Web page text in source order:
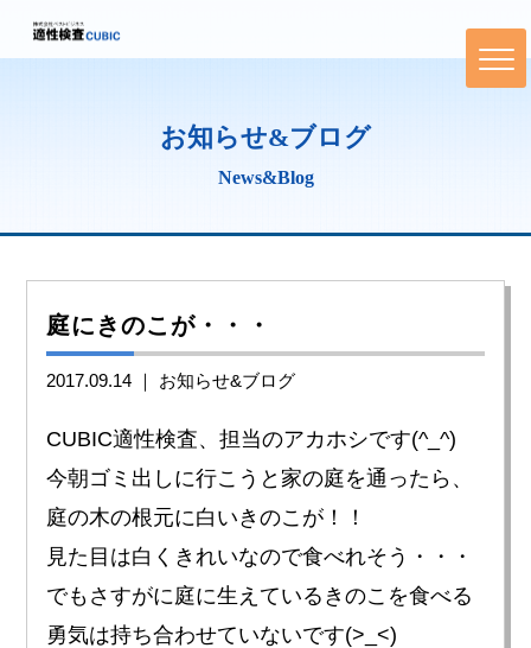
お知らせ&ブログ
News&Blog
庭にきのこが・・・
2017.09.14 ｜ お知らせ&ブログ
CUBIC適性検査、担当のアカホシです(^_^)
今朝ゴミ出しに行こうと家の庭を通ったら、
庭の木の根元に白いきのこが！！
見た目は白くきれいなので食べれそう・・・
でもさすがに庭に生えているきのこを食べる
勇気は持ち合わせていないです(>_<)